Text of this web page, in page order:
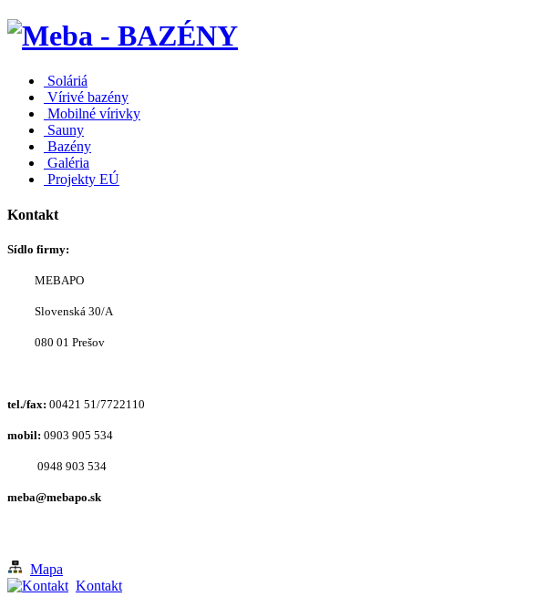
Soláriá
Vírivé bazény
Mobilné vírivky
Sauny
Bazény
Galéria
Projekty EÚ
Kontakt
Sídlo firmy:
MEBAPO
Slovenská 30/A
080 01 Prešov
tel./fax: 00421 51/7722110
mobil: 0903 905 534
0948 903 534
meba@mebapo.sk
Mapa
Kontakt